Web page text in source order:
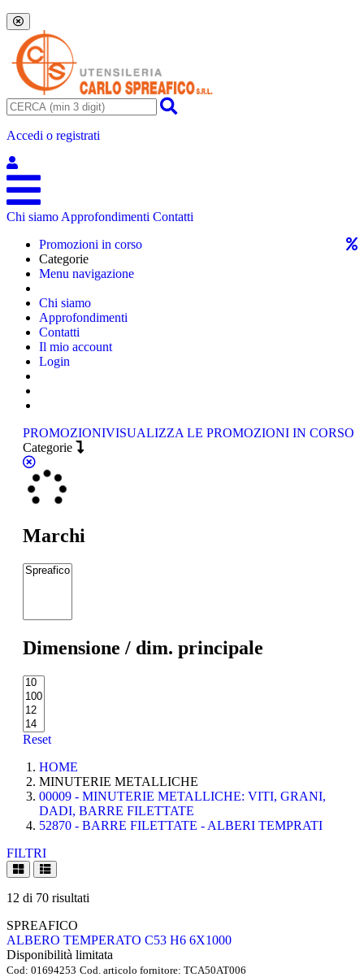
Accedi o registrati
Chi siamo Approfondimenti Contatti
Promozioni in corso
Categorie
Menu navigazione
Chi siamo
Approfondimenti
Contatti
Il mio account
Login
PROMOZIONIVISUALIZZA LE PROMOZIONI IN CORSO
Categorie
Marchi
Dimensione / dim. principale
Reset
HOME
MINUTERIE METALLICHE
00009 - MINUTERIE METALLICHE: VITI, GRANI,
DADI, BARRE FILETTATE
52870 - BARRE FILETTATE - ALBERI TEMPRATI
FILTRI
12 di 70 risultati
SPREAFICO
ALBERO TEMPERATO C53 H6 6X1000
Disponibilità limitata
Cod: 01694253 Cod. articolo fornitore: TCA50AT006